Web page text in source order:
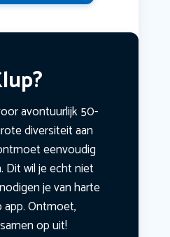
avontuurlijk 50-
diversiteit aan
eenvoudig
Dit wil je echt niet
je van harte
Ontmoet,
op uit!